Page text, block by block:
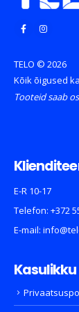
TELO © 2026
Kõik õigused
Tooteid saab
E-R 10-17
Telefon: +372
E-mail:
Kasulikku